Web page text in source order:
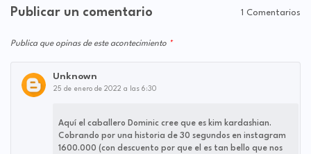
Publicar un comentario 1 Comentarios
Publica que opinas de este acontecimiento
Unknown
25 de enero de 2022 a las 6:30
Aquí el caballero Dominic cree que es kim kardashian.
Cobrando por una historia de 30 segundos en instagram
1600.000 (con descuento por que el es tan bello que nos